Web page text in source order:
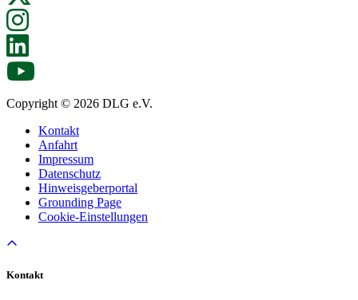
Copyright © 2026 DLG e.V.
Kontakt
Anfahrt
Impressum
Datenschutz
Hinweisgeberportal
Grounding Page
Cookie-Einstellungen
Kontakt